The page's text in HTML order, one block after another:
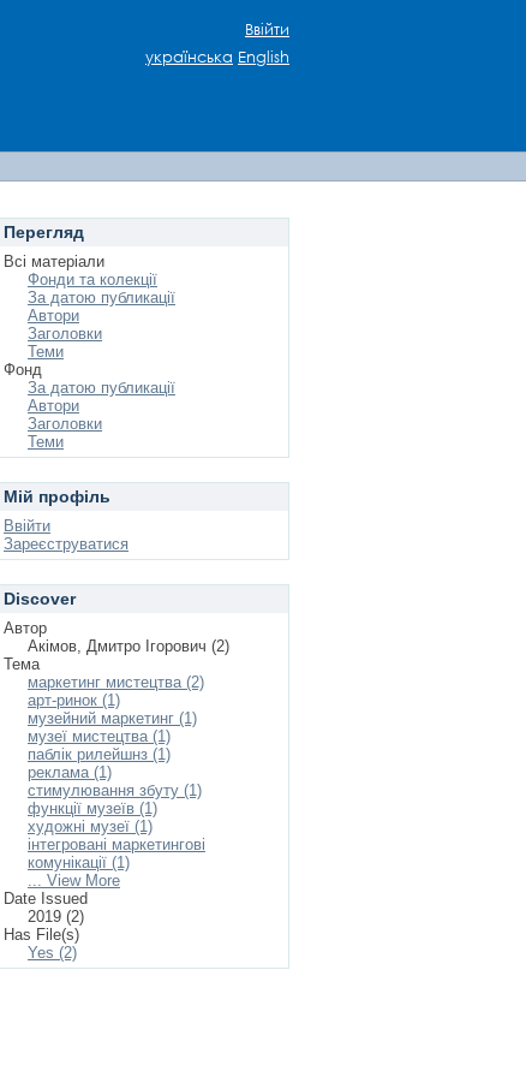
Ввійти
українська English
Перегляд
Всі матеріали
Фонди та колекції
За датою публикації
Автори
Заголовки
Теми
Фонд
За датою публикації
Автори
Заголовки
Теми
Мій профіль
Ввійти
Зареєструватися
Discover
Автор
Акімов, Дмитро Ігорович (2)
Тема
маркетинг мистецтва (2)
арт-ринок (1)
музейний маркетинг (1)
музеї мистецтва (1)
паблік рилейшнз (1)
реклама (1)
стимулювання збуту (1)
функції музеїв (1)
художні музеї (1)
інтегровані маркетингові
комунікації (1)
... View More
Date Issued
2019 (2)
Has File(s)
Yes (2)